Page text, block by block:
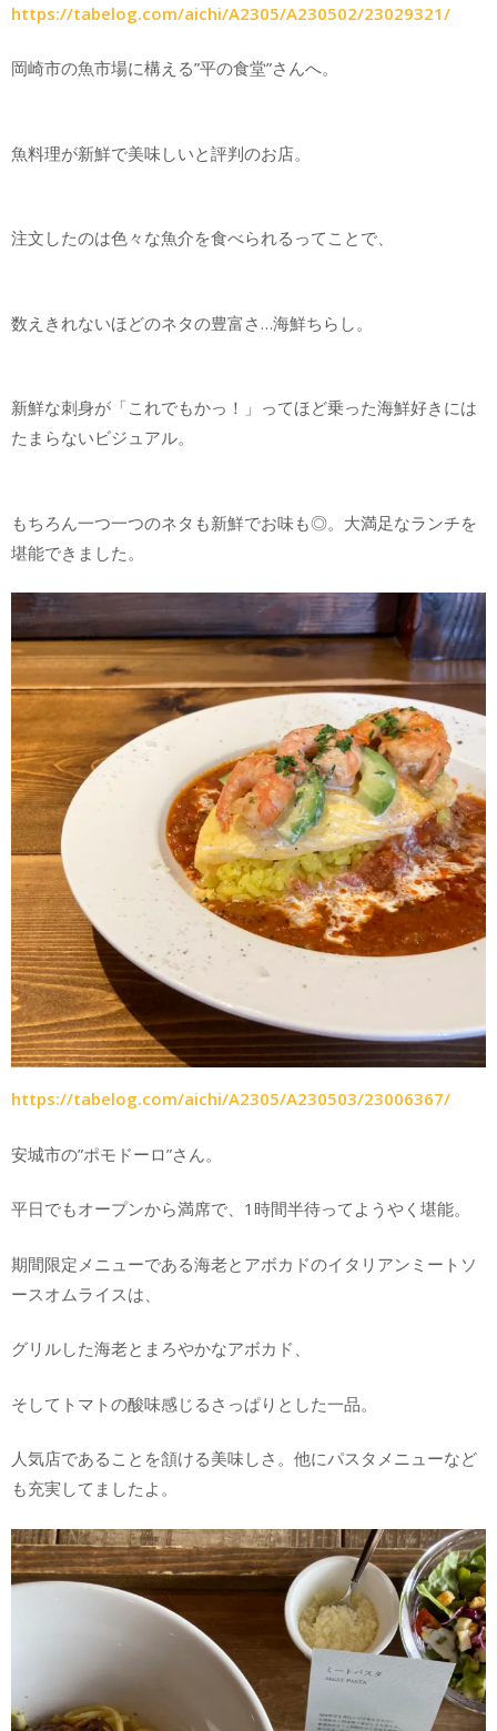
https://tabelog.com/aichi/A2305/A230502/23029321/
岡崎市の魚市場に構える”平の食堂”さんへ。
魚料理が新鮮で美味しいと評判のお店。
注文したのは色々な魚介を食べられるってことで、
数えきれないほどのネタの豊富さ…海鮮ちらし。
新鮮な刺身が「これでもかっ！」ってほど乗った海鮮好きには
たまらないビジュアル。
もちろん一つ一つのネタも新鮮でお味も◎。大満足なランチを
堪能できました。
https://tabelog.com/aichi/A2305/A230503/23006367/
安城市の”ポモドーロ”さん。
平日でもオープンから満席で、1時間半待ってようやく堪能。
期間限定メニューである海老とアボカドのイタリアンミートソ
ースオムライスは、
グリルした海老とまろやかなアボカド、
そしてトマトの酸味感じるさっぱりとした一品。
人気店であることを頷ける美味しさ。他にパスタメニューなど
も充実してましたよ。